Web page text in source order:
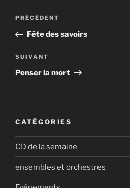
Navigation
l’article
Article
précédent
PRÉCÉDENT
Fête des savoirs
Article
suivant
SUIVANT
Penser la mort
CATÉGORIES
CD de la semaine
ensembles et orchestres